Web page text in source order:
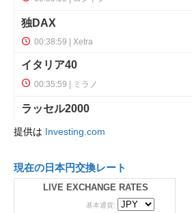
提供は Investing.com
現在の日本円交換レート
LIVE EXCHANGE RATES